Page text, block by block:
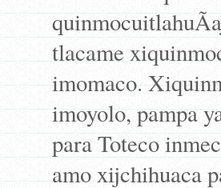
tlacame
imomaco.
imoyolo, pampa
para Toteco
amo xijchihuaca